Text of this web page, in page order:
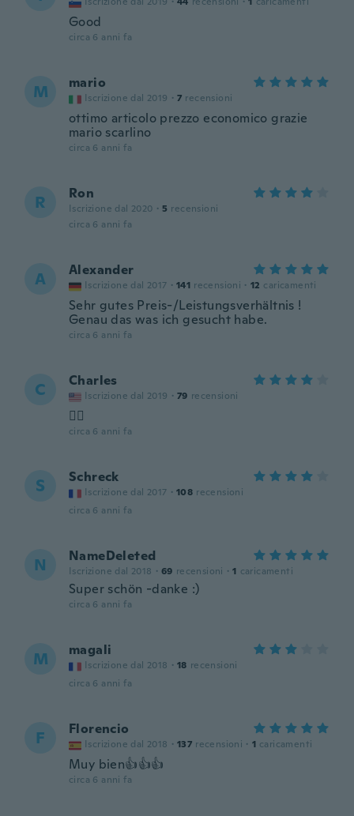
Good
circa 6 anni fa
M mario
Iscrizione dal 2019 · 7 recensioni
ottimo articolo prezzo economico grazie
mario scarlino
circa 6 anni fa
R Ron
Iscrizione dal 2020 · 5 recensioni
circa 6 anni fa
A Alexander
Iscrizione dal 2017 · 141 recensioni · 12 caricamenti
Sehr gutes Preis-/Leistungsverhältnis !
Genau das was ich gesucht habe.
circa 6 anni fa
C Charles
Iscrizione dal 2019 · 79 recensioni
👍🏻
circa 6 anni fa
S Schreck
Iscrizione dal 2017 · 108 recensioni
circa 6 anni fa
N NameDeleted
Iscrizione dal 2018 · 69 recensioni · 1 caricamenti
Super schön -danke :)
circa 6 anni fa
M magali
Iscrizione dal 2018 · 18 recensioni
circa 6 anni fa
F Florencio
Iscrizione dal 2018 · 137 recensioni · 1 caricamenti
Muy bien👍👍👍
circa 6 anni fa